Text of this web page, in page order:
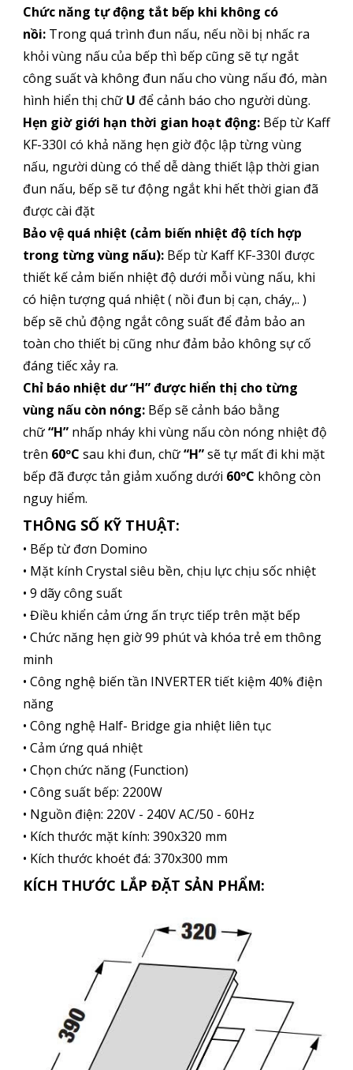
Chức năng tự động tắt bếp khi không có
nồi:Trong quá trình đun nấu, nếu nồi bị nhấc ra
khỏi vùng nấu của bếp thì bếp cũng sẽ tự ngắt
công suất và không đun nấu cho vùng nấu đó, màn
hình hiển thị chữ U để cảnh báo cho người dùng.
Hẹn giờ giới hạn thời gian hoạt động:Bếp từ Kaff
KF-330I có khả năng hẹn giờ độc lập từng vùng
nấu, người dùng có thể dễ dàng thiết lập thời gian
đun nấu, bếp sẽ tư động ngắt khi hết thời gian đã
được cài đặt
Bảo vệ quá nhiệt (cảm biến nhiệt độ tích hợp
trong từng vùng nấu): Bếp từ Kaff KF-330I được
thiết kế cảm biến nhiệt độ dưới mỗi vùng nấu, khi
có hiện tượng quá nhiệt ( nồi đun bị cạn, cháy,.. )
bếp sẽ chủ động ngắt công suất để đảm bảo an
toàn cho thiết bị cũng như đảm bảo không sự cố
đáng tiếc xảy ra.
Chỉ báo nhiệt dư “H” được hiển thị cho từng
vùng nấu còn nóng:Bếp sẽ cảnh báo bằng
chữ“H”nhấp nháy khi vùng nấu còn nóng nhiệt độ
trên 60ºC sau khi đun, chữ“H”sẽ tự mất đi khi mặt
bếp đã được tản giảm xuống dưới 60ºC không còn
nguy hiểm.
THÔNG SỐ KỸ THUẬT:
• Bếp từ đơn Domino
• Mặt kính Crystal siêu bền, chịu lực chịu sốc nhiệt
• 9 dãy công suất
• Điều khiển cảm ứng ấn trực tiếp trên mặt bếp
• Chức năng hẹn giờ 99 phút và khóa trẻ em thông
minh
• Công nghệ biến tần INVERTER tiết kiệm 40% điện
năng
• Công nghệ Half- Bridge gia nhiệt liên tục
• Cảm ứng quá nhiệt
• Chọn chức năng (Function)
• Công suất bếp: 2200W
• Nguồn điện: 220V - 240V AC/50 - 60Hz
• Kích thước mặt kính: 390x320 mm
• Kích thước khoét đá: 370x300 mm
KÍCH THƯỚC LẮP ĐẶT SẢN PHẨM: